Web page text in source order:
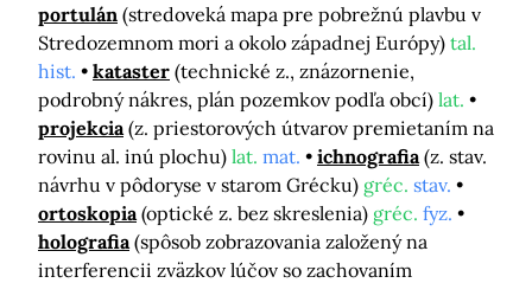
portulán (stredoveká mapa pre pobrežnú plavbu v
Stredozemnom mori a okolo západnej Európy) tal.
hist.
kataster (technické z., znázornenie,
podrobný nákres, plán pozemkov podľa obcí) lat.
projekcia (z. priestorových útvarov premietaním na
rovinu al. inú plochu) lat. mat. ichnografia (z. stav.
návrhu v pôdoryse v starom Grécku) gréc. stav.
ortoskopia (optické z. bez skreslenia) gréc. fyz.
holografia (spôsob zobrazovania založený na
interferencii zväzkov lúčov so zachovaním